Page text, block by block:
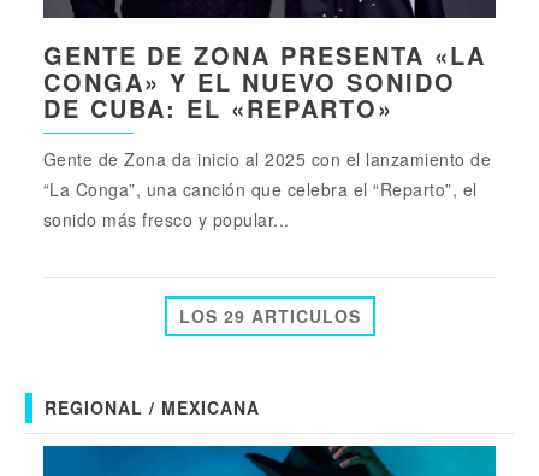
GENTE DE ZONA PRESENTA «LA
CONGA» Y EL NUEVO SONIDO
DE CUBA: EL «REPARTO»
Gente de Zona da inicio al 2025 con el lanzamiento de
“La Conga”, una canción que celebra el “Reparto”, el
sonido más fresco y popular...
LOS 29 ARTICULOS
REGIONAL / MEXICANA